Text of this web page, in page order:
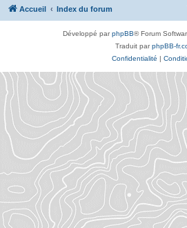
Accueil Index du forum
Développé parphpBB® Forum
Traduit parphpBB-
Confidentialité |